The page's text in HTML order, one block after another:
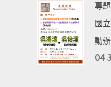
專
國
動
04